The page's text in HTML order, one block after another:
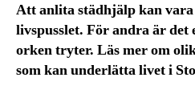
Att anlita städhjälp kan
livspusslet. För andra är det
orken tryter. Läs mer om
som kan underlätta livet i